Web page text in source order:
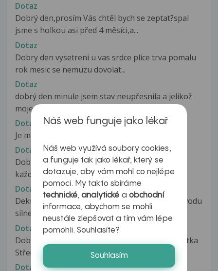
Dotaz
Dobrý den,prosím Vás chtěl bych se zeptat?spal
jsme s holkou asi před 4 měsíci,a...
Dotaz
Dobry den vysetreni u vas srdce plice trva pomalu
rok mesic se nemuzu dovolat...
Dotaz
dobrý den minule jsem stav neupřesnila a jelikož
moje dr. má týden dovolenou...
Dotaz
Je mi zle
Dotaz
Dobrý den, Chtěla jsem se zeptat.Když mi hnisá
každou chvíli pupík,mám jít...
Dotaz
Dekuji za odpoved pani doktorko. Anemie z duvodu
silneho menstruacniho krvaceni...
Dotaz
Dobrý den, Vážená Paní doktorko. Jsem studentka
Střední zdravotnické školy,...
Dotaz
Náš web funguje jako lékař
Náš web využívá soubory cookies,
a funguje tak jako lékař, který se
dotazuje, aby vám mohl co nejlépe
pomoci. My takto sbíráme
technické,analytické a obchodní
informace, abychom se mohli
neustále zlepšovat a tím vám lépe
pomohli. Souhlasíte?
Souhlasím